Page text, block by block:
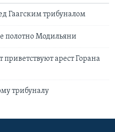
Гаагским трибуналом
полотно Модильяни
арест Горана
трибуналу